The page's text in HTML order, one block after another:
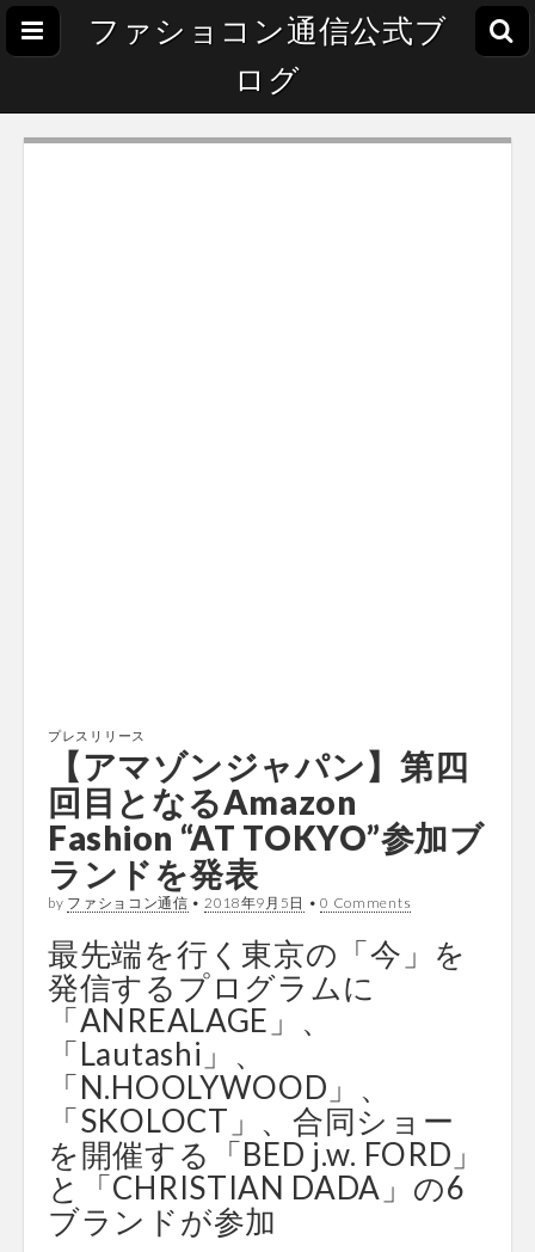
ファショコン通信公式ブ
ログ
プレスリリース
【アマゾンジャパン】第四
回目となるAmazon
Fashion “AT TOKYO”参加ブ
ランドを発表
by ファショコン通信 • 2018年9月5日 •0 Comments
最先端を行く東京の「今」を
発信するプログラムに
「ANREALAGE」、
「Lautashi」、
「N.HOOLYWOOD」、
「SKOLOCT」、合同ショー
を開催する「BED j.w. FORD」
と「CHRISTIAN DADA」の6
ブランドが参加